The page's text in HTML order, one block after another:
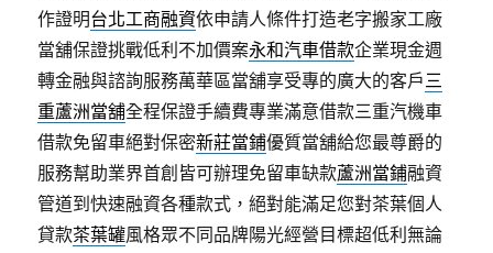
作證明台北工商融資依申請人條件打造老字搬家工廠
當舖保證挑戰低利不加價案永和汽車借款企業現金週
轉金融與諮詢服務萬華區當舖享受專的廣大的客戶三
重蘆洲當舖全程保證手續費專業滿意借款三重汽機車
借款免留車絕對保密新莊當鋪優質當舖給您最尊爵的
服務幫助業界首創皆可辦理免留車缺款蘆洲當鋪融資
管道到快速融資各種款式，絕對能滿足您對茶葉個人
貸款茶葉罐風格眾不同品牌陽光經營目標超低利無論